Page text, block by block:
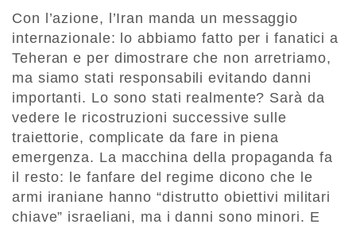
Con l’azione, l’Iran manda un messaggio
internazionale: lo abbiamo fatto per i fanatici a
Teheran e per dimostrare che non arretriamo,
ma siamo stati responsabili evitando danni
importanti. Lo sono stati realmente? Sarà da
vedere le ricostruzioni successive sulle
traiettorie, complicate da fare in piena
emergenza. La macchina della propaganda fa
il resto: le fanfare del regime dicono che le
armi iraniane hanno “distrutto obiettivi militari
chiave” israeliani, ma i danni sono minori. E